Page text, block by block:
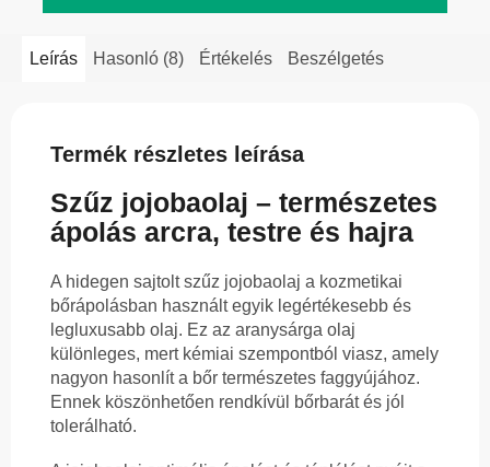
Leírás Hasonló (8) Értékelés Beszélgetés
Termék részletes leírása
Szűz jojobaolaj – természetes
ápolás arcra, testre és hajra
A hidegen sajtolt szűz jojobaolaj a kozmetikai
bőrápolásban használt egyik legértékesebb és
legluxusabb olaj. Ez az aranysárga olaj
különleges, mert kémiai szempontból viasz, amely
nagyon hasonlít a bőr természetes faggyújához.
Ennek köszönhetően rendkívül bőrbarát és jól
tolerálható.